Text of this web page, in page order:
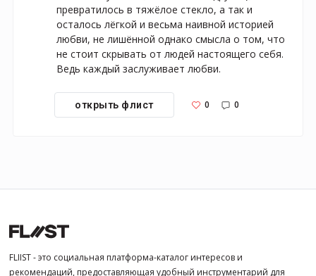
превратилось в тяжёлое стекло, а так и
осталось лёгкой и весьма наивной историей
любви, не лишённой однако смысла о том, что
не стоит скрывать от людей настоящего себя.
Ведь каждый заслуживает любви.
открыть флист 0 0
FLIIST - это социальная платформа-каталог интересов и
рекомендаций, предоставляющая удобный инструментарий для